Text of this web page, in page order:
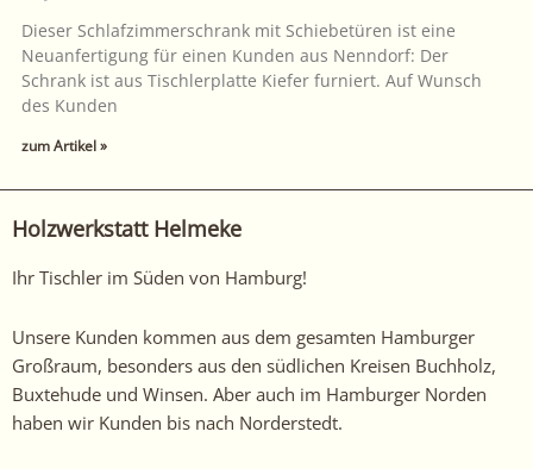
Dieser Schlafzimmerschrank mit Schiebetüren ist eine
Neuanfertigung für einen Kunden aus Nenndorf: Der
Schrank ist aus Tischlerplatte Kiefer furniert. Auf Wunsch
des Kunden
zum Artikel »
Holzwerkstatt Helmeke
Ihr Tischler im Süden von Hamburg!
Unsere Kunden kommen aus dem gesamten Hamburger
Großraum, besonders aus den südlichen Kreisen Buchholz,
Buxtehude und Winsen. Aber auch im Hamburger Norden
haben wir Kunden bis nach Norderstedt.